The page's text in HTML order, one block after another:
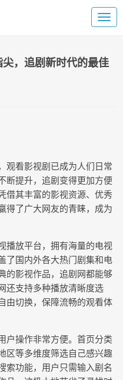
，追剧新时代的最佳
观看影视剧已成为人们日常
断提升，追剧变得更加方便
借其丰富的影视资源、优秀
得了广大网友的青睐，成为
播放平台，拥有海量的电视
了国内外各大热门剧集和电
的影视作品，追剧网都能够
还支持多种播放清晰度选
由切换，保障流畅的观看体
户操作非常方便。首页分类
区等多维度筛选自己感兴趣
索功能，用户只需输入剧名